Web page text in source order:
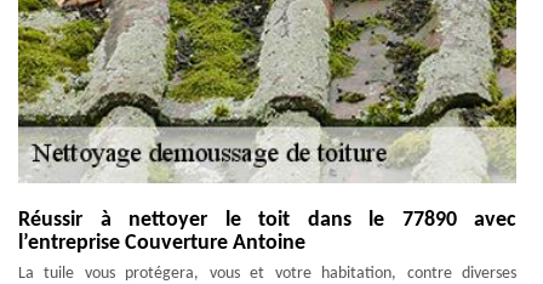
Réussir à nettoyer le toit dans le 77890 avec
l’entreprise Couverture Antoine
La tuile vous protégera, vous et votre habitation, contre diverses